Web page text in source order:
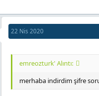
e
t 22 Nis 2020
emreozturk' Alıntı:
merhaba indirdim şifre